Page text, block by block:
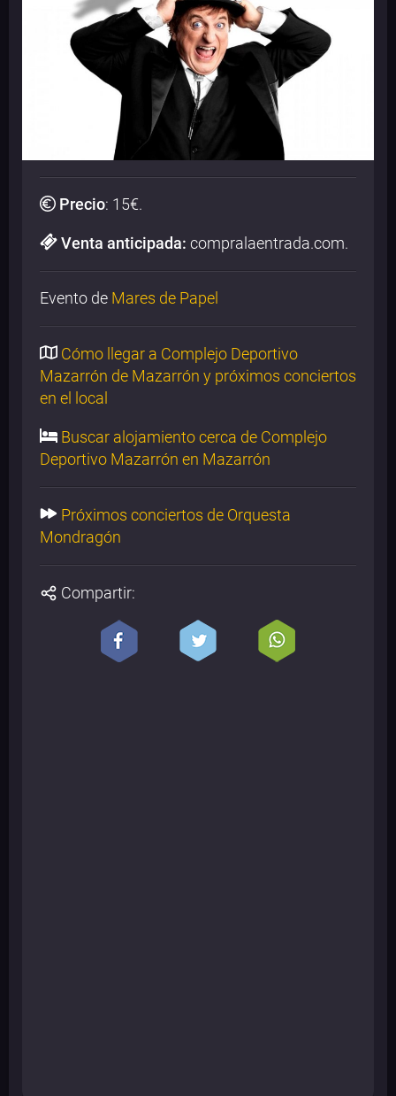
Precio: 15€.
Venta anticipada: compralaentrada.com.
Evento de Mares de Papel
Cómo llegar a Complejo Deportivo
Mazarrón de Mazarrón y próximos conciertos
en el local
Buscar alojamiento cerca de Complejo
Deportivo Mazarrón en Mazarrón
Próximos conciertos de Orquesta
Mondragón
Compartir: